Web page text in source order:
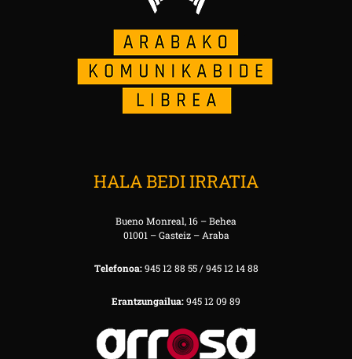
HALA BEDI IRRATIA
Bueno Monreal, 16 – Behea
01001 – Gasteiz – Araba
Telefonoa:945 12 88 55 / 945 12 14 88
Erantzungailua:945 12 09 89